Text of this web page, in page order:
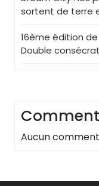
sortent de terre
16ème édition de
Double
Aucun